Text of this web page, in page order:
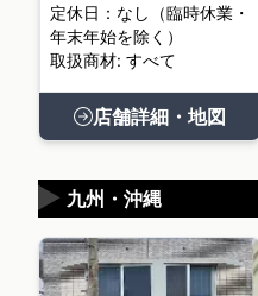
定休日：なし（臨時休業・
年末年始を除く）
取扱商材: すべて
店舗詳細・地図
九州・沖縄
▶